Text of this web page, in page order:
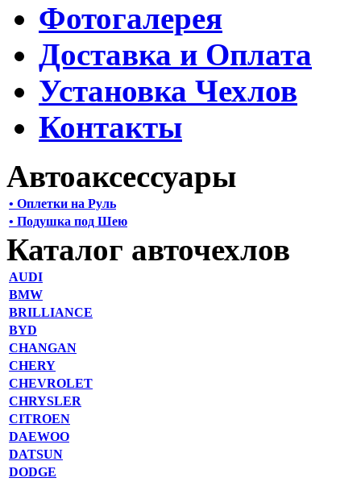
Фотогалерея
Доставка и Оплата
Установка Чехлов
Контакты
Автоаксессуары
• Оплетки на Руль
• Подушка под Шею
Каталог авточехлов
AUDI
BMW
BRILLIANCE
BYD
CHANGAN
CHERY
CHEVROLET
CHRYSLER
CITROEN
DAEWOO
DATSUN
DODGE